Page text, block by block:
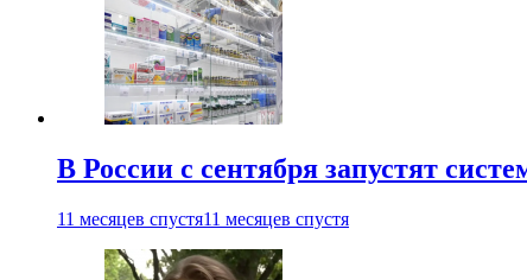
В России с сентября запустят
11 месяцев спустя11 месяцев спустя